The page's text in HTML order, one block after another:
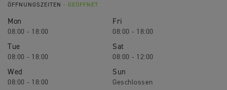
ÖFFNUNGSZEITEN - GEÖFFNET
Mon
08:00 - 18:00
Tue
08:00 - 18:00
Wed
08:00 - 18:00
Fri
08:00 - 18:00
Sat
08:00 - 12:00
Sun
Geschlossen